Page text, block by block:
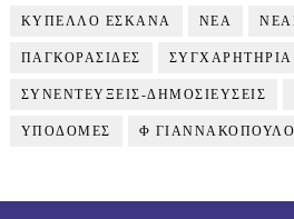
ΚΥΠΕΛΛΟ ΕΣΚΑΝΑ ΝΕΑ
ΠΑΓΚΟΡΑΣΙΔΕΣ ΣΥΓΧΑΡΗΤΗΡΙΑ
ΣΥΝΕΝΤΕΥΞΕΙΣ-ΔΗΜΟΣΙΕΥΣΕΙΣ
ΥΠΟΔΟΜΕΣ Φ